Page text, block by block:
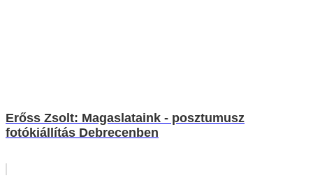
Erőss Zsolt: Magaslataink - posztumusz
fotókiállítás Debrecenben